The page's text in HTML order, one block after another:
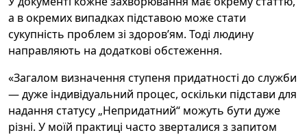
а в окремих випадках підставою може стати
сукупність проблем зі здоров’ям. Тоді людину
направляють на додаткові обстеження.
«Загалом визначення ступеня придатності до служби
— дуже індивідуальний процес, оскільки підстави для
надання статусу „Непридатний“ можуть бути дуже
різні. У моїй практиці часто зверталися з запитом